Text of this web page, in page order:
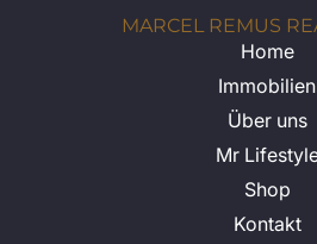
MARCEL REMUS
Home
Immobilien
Über uns
Mr
Shop
Kontakt